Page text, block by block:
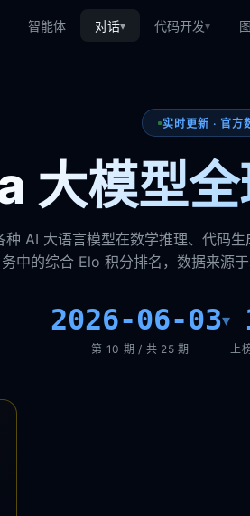
智能体 对话▾ 代码开发▾
实时更新 · 官方
大模型
种 AI 大语言模型在数学推理、代码
务中的综合 Elo 积分排名，数据来源
2026-06-03▾
第 10 期 / 共 25 期 上